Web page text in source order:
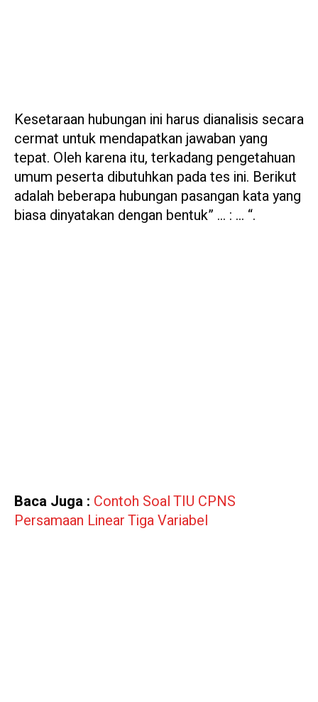
Kesetaraan hubungan ini harus dianalisis secara
cermat untuk mendapatkan jawaban yang
tepat. Oleh karena itu, terkadang pengetahuan
umum peserta dibutuhkan pada tes ini. Berikut
adalah beberapa hubungan pasangan kata yang
biasa dinyatakan dengan bentuk” … : … “.
Baca Juga : Contoh Soal TIU CPNS
Persamaan Linear Tiga Variabel